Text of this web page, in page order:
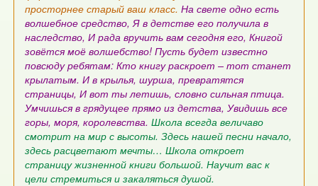
просторнее старый ваш класс. На свете одно есть
волшебное средство, Я в детстве его получила в
наследство, И рада вручить вам сегодня его,Книгой
зовётся моё волшебство! Пусть будет известно
повсюду ребятам: Кто книгу раскроет – тот станет
крылатым. И в крылья, шурша, превратятся
страницы, И вот ты летишь, словно сильная птица.
Умчишься в грядущее прямо из детства, Увидишь все
горы, моря, королевства. Школа всегда величаво
смотрит на мир с высоты. Здесь нашей песни начало,
здесь расцветают мечты… Школа откроет
страницу жизненной книги большой. Научит вас к
цели стремиться и закаляться душой.